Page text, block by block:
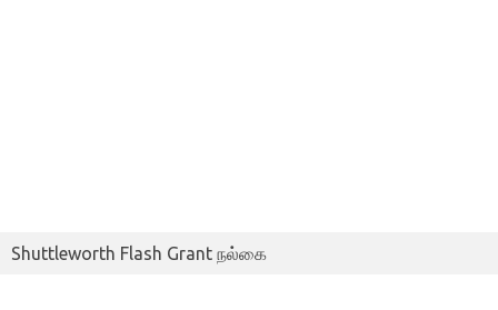
Shuttleworth Flash Grant நல்கை